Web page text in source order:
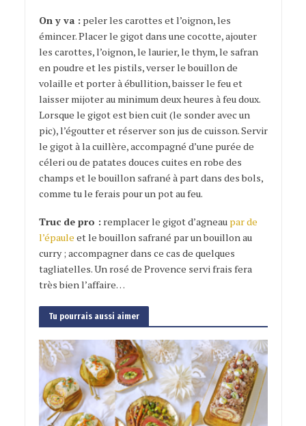
On y va : peler les carottes et l’oignon, les
émincer. Placer le gigot dans une cocotte, ajouter
les carottes, l’oignon, le laurier, le thym, le safran
en poudre et les pistils, verser le bouillon de
volaille et porter à ébullition, baisser le feu et
laisser mijoter au minimum deux heures à feu doux.
Lorsque le gigot est bien cuit (le sonder avec un
pic), l’égoutter et réserver son jus de cuisson. Servir
le gigot à la cuillère, accompagné d’une purée de
céleri ou de patates douces cuites en robe des
champs et le bouillon safrané à part dans des bols,
comme tu le ferais pour un pot au feu.
Truc de pro : remplacer le gigot d’agneau par de
l’épaule et le bouillon safrané par un bouillon au
curry ; accompagner dans ce cas de quelques
tagliatelles. Un rosé de Provence servi frais fera
très bien l’affaire…
Tu pourrais aussi aimer